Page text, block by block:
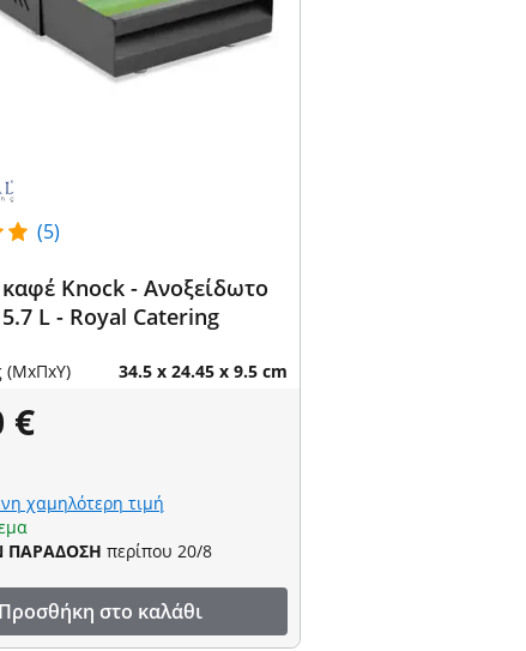
(5)
Knock - Ανοξείδωτο
L - Royal Catering
(ΜxΠxΥ) 34.5 x 24.45 x 9.5 cm
€
χαμηλότερη τιμή
ΠΑΡΑΔΟΣΗ περίπου 20/8
Προσθήκη στο καλάθι